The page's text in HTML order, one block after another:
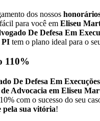
dos nossos
para você em Eliseu
De Defesa Em
PI tem o plano ideal para o
110%
De Defesa Em
Advocacia em Eliseu
com o sucesso do seu
pela sua vitória!